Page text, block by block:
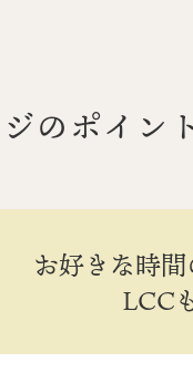
のポイント
お好きな時
LCC